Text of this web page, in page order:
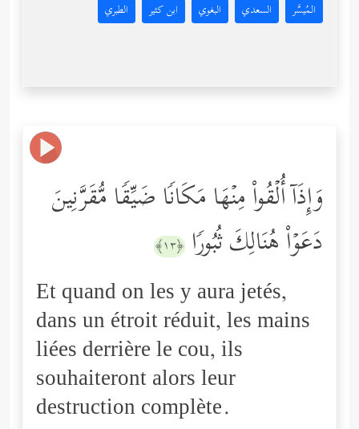
المُيسَّر السعدي البغوي ابن كثير الطبري
وَإِذَاۤ أُلۡقُواْ مِنۡهَا مَكَانࣰا ضَیِّقࣰا مُّقَرَّنِینَ
دَعَوۡاْ هُنَالِكَ ثُبُورࣰا ﴿١٣﴾
Et quand on les y aura jetés,
dans un étroit réduit, les mains
liées derrière le cou, ils
souhaiteront alors leur
destruction complète.